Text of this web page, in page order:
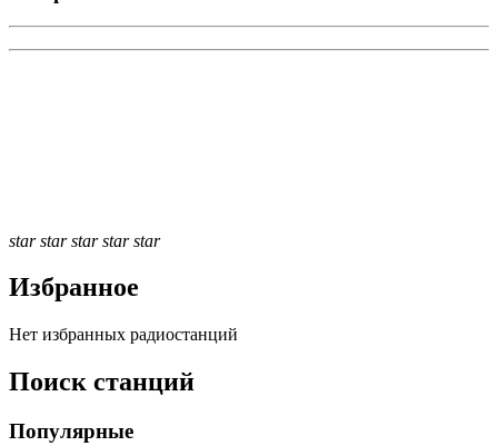
star star star star star
Избранное
Нет избранных радиостанций
Поиск станций
Популярные